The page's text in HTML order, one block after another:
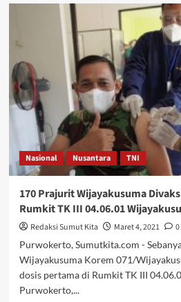
Nasional Nusantara TNI
170 Prajurit Wijayakusuma
Rumkit TK III 04.06.01
Redaksi Sumut Kita Maret 4, 2021
0
Purwokerto, Sumutkita.com -
Wijayakusuma Korem 071/
dosis pertama di Rumkit TK III
Purwokerto,...